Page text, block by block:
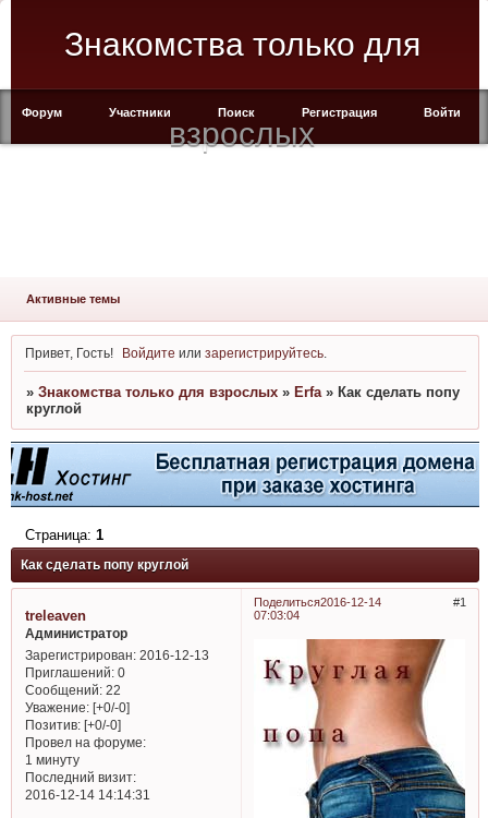
Знакомства только для
взрослых
Форум Участники Поиск Регистрация Войти
Активные темы
Привет, Гость! Войдите илизарегистрируйтесь
» Знакомства только для взрослых » Erfa » Как сделать попу
круглой
Как сделать попу круглой
Страница: 1
Поделиться 1
2016-12-14
07:03:04
treleaven
Администратор
Зарегистрирован: 2016-12-13
Приглашений:0
Сообщений:22
Уважение: [+0/-0]
Позитив: [+0/-0]
Провел на форуме:
1 минуту
Последний визит:
2016-12-14 14:14:31